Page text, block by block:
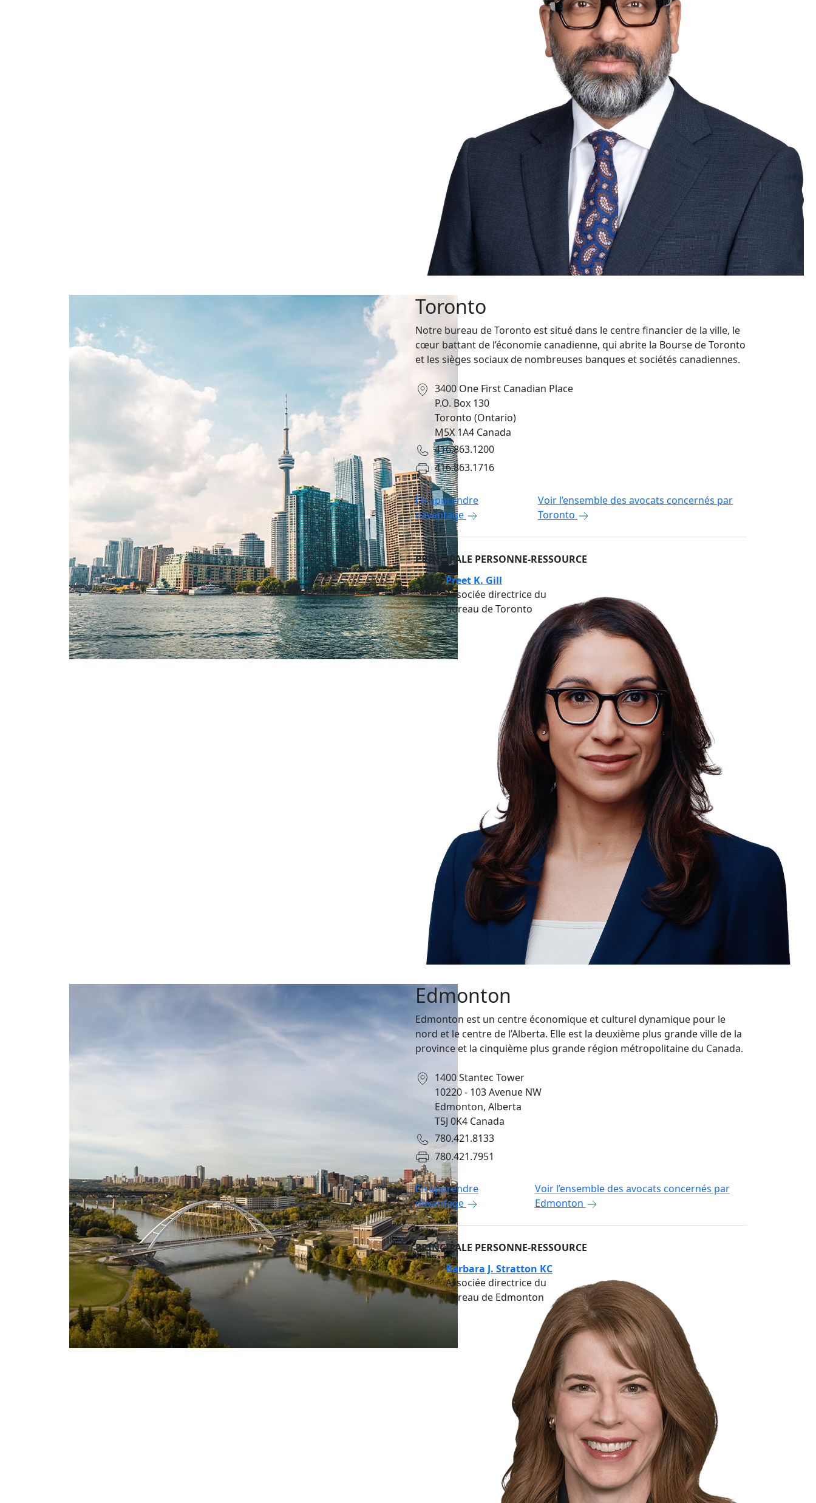
Toronto
Notre bureau de Toronto est situé dans le centre financier de la ville, le
cœur battant de l’économie canadienne, qui abrite la Bourse de Toronto
et les sièges sociaux de nombreuses banques et sociétés canadiennes.
3400 One First Canadian Place
P.O. Box 130
Toronto (Ontario)
M5X 1A4 Canada
416.863.1200
416.863.1716
En apprendre
davantage
Voir l’ensemble des avocats concernés par
Toronto
PRINCIPALE PERSONNE-RESSOURCE
Preet K. Gill
Associée directrice du
bureau de Toronto
Edmonton
Edmonton est un centre économique et culturel dynamique pour le
nord et le centre de l’Alberta. Elle est la deuxième plus grande ville de la
province et la cinquième plus grande région métropolitaine du Canada.
1400 Stantec Tower
10220 - 103 Avenue NW
Edmonton, Alberta
T5J 0K4 Canada
780.421.8133
780.421.7951
En apprendre
davantage
Voir l’ensemble des avocats concernés par
Edmonton
PRINCIPALE PERSONNE-RESSOURCE
Barbara J. Stratton KC
Associée directrice du
bureau de Edmonton